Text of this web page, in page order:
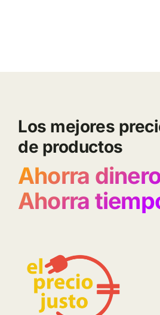
Los mejores
de productos
Ahorra
Ahorra